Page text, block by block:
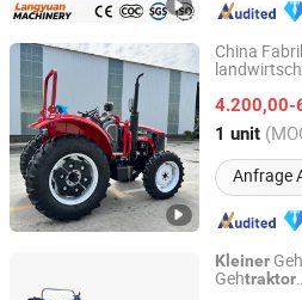
China
Radtraktor
Bauernhof
4.200,00-
1 unit
Anfrage
Shandong Pengde Construction
Shandong, China
Kleiner
Gehtraktor
Gaoyang Ruikai Trading Co., Ltd.